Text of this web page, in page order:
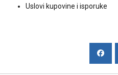
Uslovi kupovine i isporuke